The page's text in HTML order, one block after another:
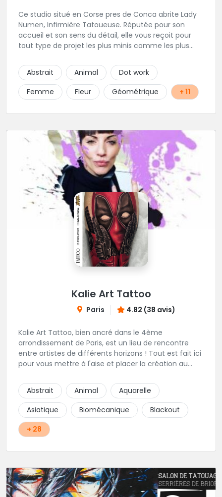
Ce studio situé en Corse pres de Conca abrite Lady
Numen, Infirmière Tatoueuse. Réputée pour son
accueil et son sens du détail, elle vous reçoit pour
tout type de projet les plus minis comme les plus
Abstrait
Animal
Dot work
Femme
Fleur Géométrique + 11
Kalie Art Tattoo
Paris 4.82 (38 avis)
Kalie Art Tattoo, bien ancré dans le 4ème
arrondissement de Paris, est un lieu de rencontre
entre artistes de différents horizons ! Tout est fait ici
pour vous mettre à l'aise et placer la création au
Abstrait
Animal
Aquarelle
Asiatique
Biomécanique
Blackout
+ 28